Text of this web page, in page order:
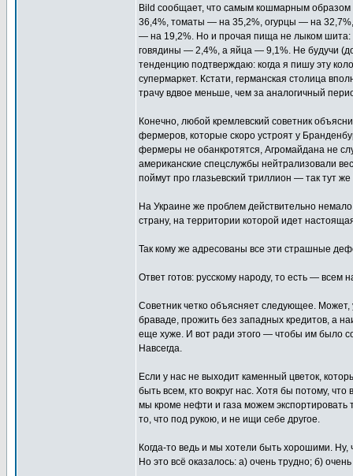
Bild сообщает, что самым кошмарным
36,4%, томаты — на 35,2%, огурцы — на
— на 19,2%. Но и прочая пища не лыком шита:
говядины — 2,4%, а яйца — 9,1%. Не будучи
тенденцию подтверждаю: когда я пишу эту
супермаркет. Кстати, германская столица
трачу вдвое меньше, чем за аналогичный
Конечно, любой кремлевский советник
фермеров, которые скоро устроят у
фермеры не обанкротятся, Агромайдана не
американские спецслужбы нейтрализовали
поймут про глазьевский триллион — так тут
На Украине же проблем действительно
страну, на территории которой идет
Так кому же адресованы все эти страшные
Ответ готов: русскому народу, то есть — всем
Советник четко объясняет следующее. Может,
браваде, прожить без западных кредитов, а
еще хуже. И вот ради этого — чтобы им было
Навсегда.
Если у нас не выходит каменный цветок,
быть всем, кто вокруг нас. Хотя бы потому,
мы кроме нефти и газа можем экспортировать
то, что под рукою, и не ищи себе другое.
Когда-то ведь и мы хотели быть хорошими. Ну,
Но это всё оказалось: а) очень трудно; б)